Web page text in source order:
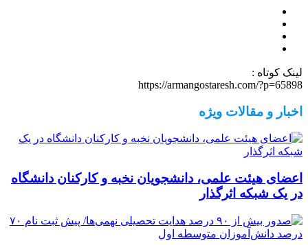
لینک کوتاه :
https://armangostaresh.com/?p=65898
اخبار و مقالات ویژه
اعضای هیئت علمی، دانشجویان نخبه و کارکنان دانشگاه
در یک شبکه‌ اثرگذار